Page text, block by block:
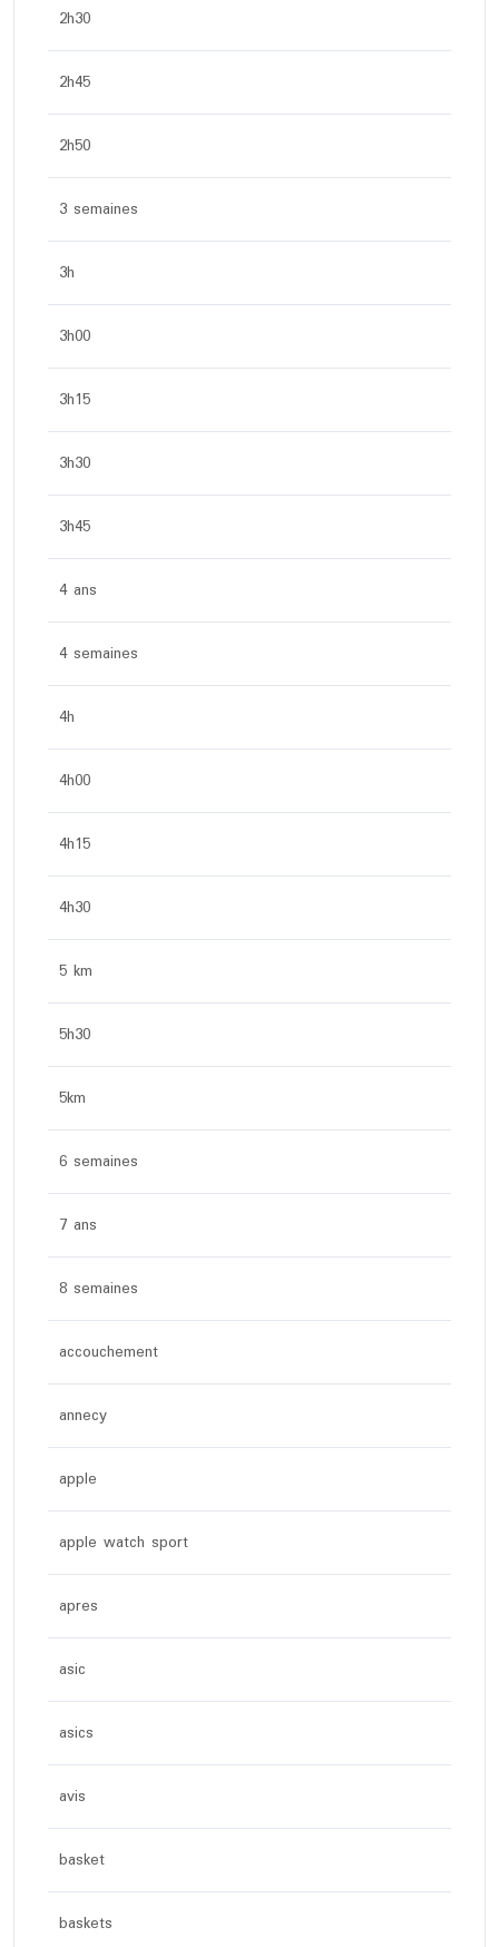
2h30
2h45
2h50
3 semaines
3h
3h00
3h15
3h30
3h45
4 ans
4 semaines
4h
4h00
4h15
4h30
5 km
5h30
5km
6 semaines
7 ans
8 semaines
accouchement
annecy
apple
apple watch sport
apres
asic
asics
avis
basket
baskets